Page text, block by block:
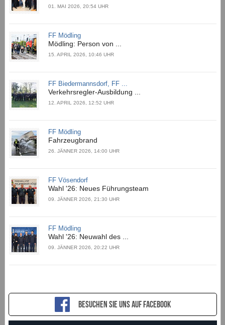
01. MAI 2026, 20:54 UHR
FF Mödling
Mödling: Person von ...
15. APRIL 2026, 10:46 UHR
FF Biedermannsdorf, FF ...
Verkehrsregler-Ausbildung ...
12. APRIL 2026, 12:52 UHR
FF Mödling
Fahrzeugbrand
26. JÄNNER 2026, 14:00 UHR
FF Vösendorf
Wahl '26: Neues Führungsteam
09. JÄNNER 2026, 21:30 UHR
FF Mödling
Wahl '26: Neuwahl des ...
09. JÄNNER 2026, 20:22 UHR
Besuchen sie uns auf Facebook